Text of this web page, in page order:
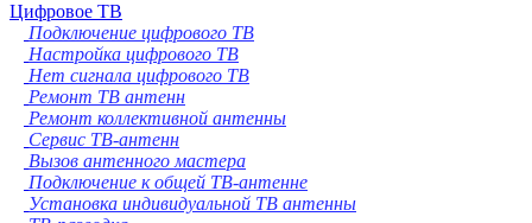
Цифровое ТВ
Подключение цифрового ТВ
Настройка цифрового ТВ
Нет сигнала цифрового ТВ
Ремонт ТВ антенн
Ремонт коллективной антенны
Сервис ТВ-антенн
Вызов антенного мастера
Подключение к общей ТВ-антенне
Установка индивидуальной ТВ антенны